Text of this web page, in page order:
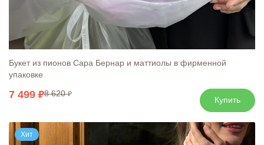
Букет из пионов Сара Бернар и маттиолы в фирменной
упаковке
7 499 8 620
Купить
Хит